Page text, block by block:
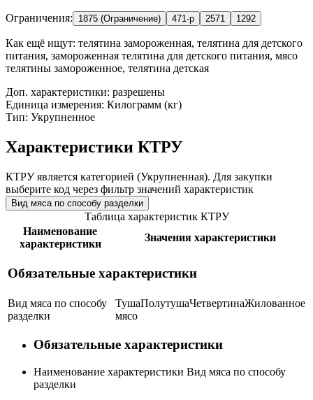
Ограничения: 1875 (Ограничение) 471-р 2571 1292
Как ещё ищут: телятина замороженная, телятина для детского
питания, замороженная телятина для детского питания, мясо
телятины замороженное, телятина детская
Доп. характеристики: разрешены
Единица измерения: Килограмм (кг)
Тип: Укрупненное
Характеристики КТРУ
КТРУ является категорией (Укрупненная). Для закупки
выберите код через фильтр значений характеристик
Вид мяса по способу разделки
Таблица характеристик КТРУ
Наименование
характеристики
Значения характеристики
Обязательные характеристики
Вид мяса по способу
разделки
ТушаПолутушаЧетвертинаЖилованное
мясо
Обязательные характеристики
Наименование характеристики Вид мяса по способу
разделки